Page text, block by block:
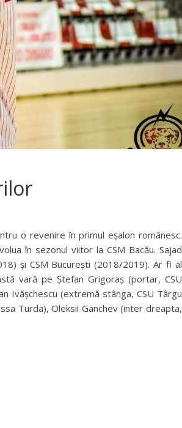
o revenire în primul eșalon românesc.
în sezonul viitor la CSM Bacău. Sajad
și CSM București (2018/2019). Ar fi al
vară pe Ștefan Grigoraș (portar, CSU
Ivășchescu (extremă stânga, CSU Târgu
Turda), Oleksii Ganchev (inter dreapta,